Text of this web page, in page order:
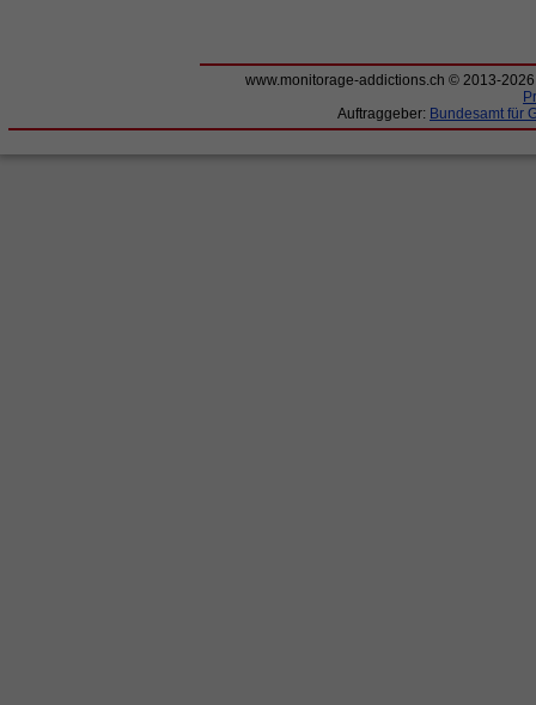
www.monitorage-addictions.ch © 2013-
Auftraggeber: Bundesamt für